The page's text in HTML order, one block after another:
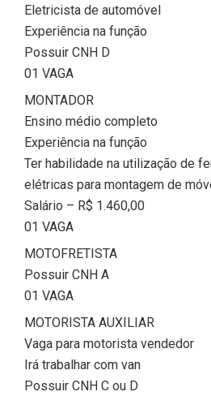
Eletricista de automóvel
Experiência na função
Possuir CNH D
01 VAGA
MONTADOR
Ensino médio completo
Experiência na função
Ter habilidade na utilização de
elétricas para montagem de
Salário – R$ 1.460,00
01 VAGA
MOTOFRETISTA
Possuir CNH A
01 VAGA
MOTORISTA AUXILIAR
Vaga para motorista vendedor
Irá trabalhar com van
Possuir CNH C ou D